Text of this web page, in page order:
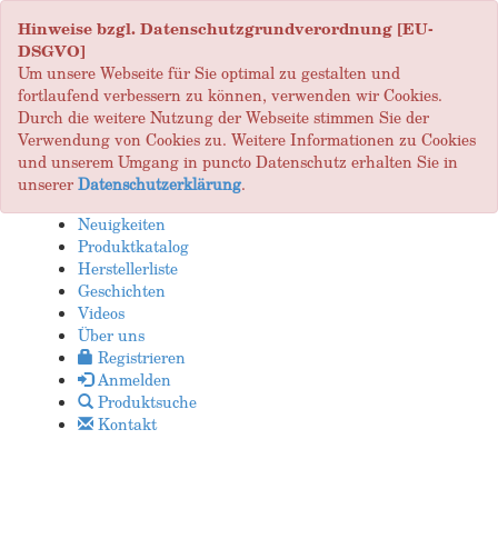
Hinweise bzgl. Datenschutzgrundverordnung [EU-
DSGVO]
Um unsere Webseite für Sie optimal zu gestalten und
fortlaufend verbessern zu können, verwenden wir Cookies.
Durch die weitere Nutzung der Webseite stimmen Sie der
Verwendung von Cookies zu. Weitere Informationen zu Cookies
und unserem Umgang in puncto Datenschutz erhalten Sie in
unsererDatenschutzerklärung.
Neuigkeiten
Produktkatalog
Herstellerliste
Geschichten
Videos
Über uns
Registrieren
Anmelden
Produktsuche
Kontakt